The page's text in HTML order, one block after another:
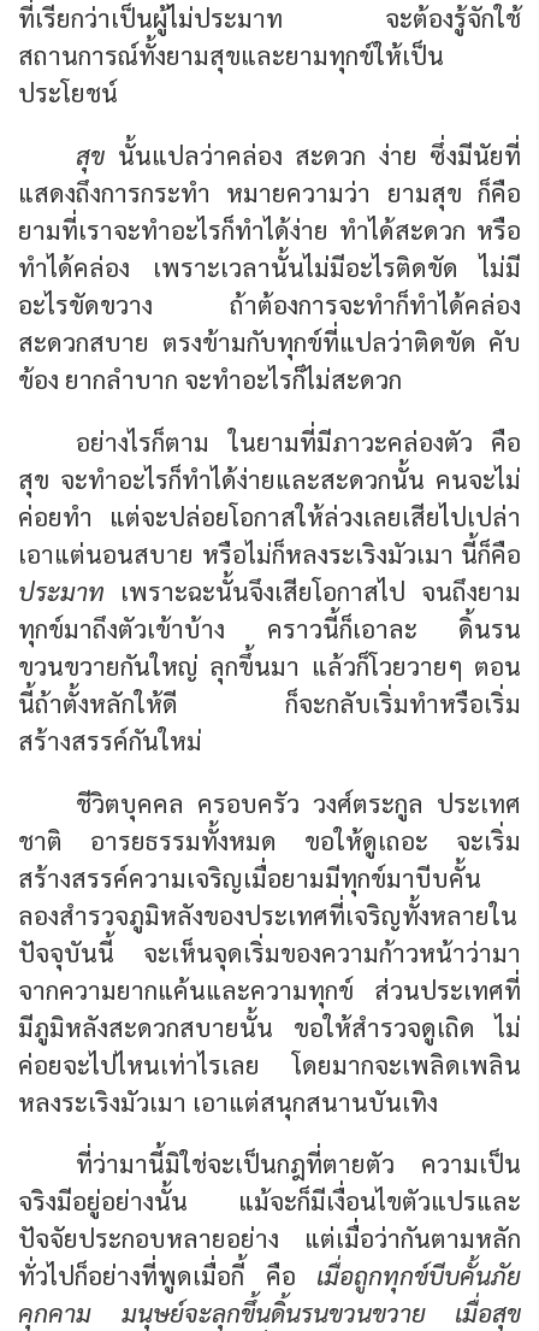
ที่เรียกว่าเป็นผู้ไม่ประมาท จะต้องรู้จักใช้
สถานการณ์ทั้งยามสุขและยามทุกข์ให้เป็น
ประโยชน์
สุข นั้นแปลว่าคล่อง สะดวก ง่าย ซึ่งมีนัยที่
แสดงถึงการกระทำ หมายความว่า ยามสุข ก็คือ
ยามที่เราจะทำอะไรก็ทำได้ง่าย ทำได้สะดวก หรือ
ทำได้คล่อง เพราะเวลานั้นไม่มีอะไรติดขัด ไม่มี
อะไรขัดขวาง ถ้าต้องการจะทำก็ทำได้คล่อง
สะดวกสบาย ตรงข้ามกับทุกข์ที่แปลว่าติดขัด คับ
ข้อง ยากลำบาก จะทำอะไรก็ไม่สะดวก
อย่างไรก็ตาม ในยามที่มีภาวะคล่องตัว คือ
สุข จะทำอะไรก็ทำได้ง่ายและสะดวกนั้น คนจะไม่
ค่อยทำ แต่จะปล่อยโอกาสให้ล่วงเลยเสียไปเปล่า
เอาแต่นอนสบาย หรือไม่ก็หลงระเริงมัวเมา นี้ก็คือ
ประมาท เพราะฉะนั้นจึงเสียโอกาสไป จนถึงยาม
ทุกข์มาถึงตัวเข้าบ้าง คราวนี้ก็เอาละ ดิ้นรน
ขวนขวายกันใหญ่ ลุกขึ้นมา แล้วก็โวยวายๆ ตอน
นี้ถ้าตั้งหลักให้ดี ก็จะกลับเริ่มทำหรือเริ่ม
สร้างสรรค์กันใหม่
ชีวิตบุคคล ครอบครัว วงศ์ตระกูล ประเทศ
ชาติ อารยธรรมทั้งหมด ขอให้ดูเถอะ จะเริ่ม
สร้างสรรค์ความเจริญเมื่อยามมีทุกข์มาบีบคั้น
ลองสำรวจภูมิหลังของประเทศที่เจริญทั้งหลายใน
ปัจจุบันนี้ จะเห็นจุดเริ่มของความก้าวหน้าว่ามา
จากความยากแค้นและความทุกข์ ส่วนประเทศที่
มีภูมิหลังสะดวกสบายนั้น ขอให้สำรวจดูเถิด ไม่
ค่อยจะไปไหนเท่าไรเลย โดยมากจะเพลิดเพลิน
หลงระเริงมัวเมา เอาแต่สนุกสนานบันเทิง
ที่ว่ามานี้มิใช่จะเป็นกฎที่ตายตัว ความเป็น
จริงมีอยู่อย่างนั้น แม้จะก็มีเงื่อนไขตัวแปรและ
ปัจจัยประกอบหลายอย่าง แต่เมื่อว่ากันตามหลัก
ทั่วไปก็อย่างที่พูดเมื่อกี้ คือ เมื่อถูกทุกข์บีบคั้นภัย
คุกคาม มนุษย์จะลุกขึ้นดิ้นรนขวนขวาย เมื่อสุข